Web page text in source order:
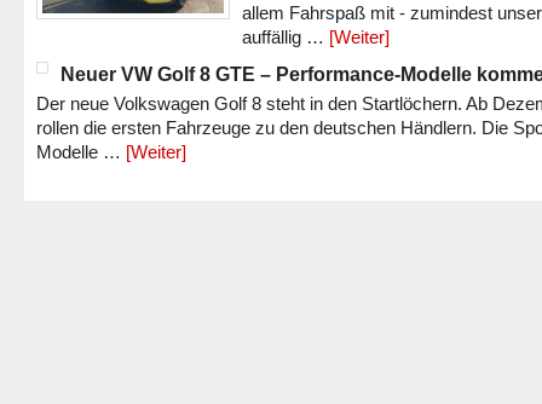
allem Fahrspaß mit - zumindest unser
auffällig … [Weiter]
Neuer VW Golf 8 GTE – Performance-Modelle
Der neue Volkswagen Golf 8 steht in den Startlöchern. Ab
rollen die ersten Fahrzeuge zu den deutschen Händlern. Die
Modelle … [Weiter]